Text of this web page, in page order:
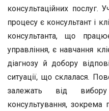
консультаційних послуг.
процесу є консультант і
консультанта, що
управління, є навчання
діагнозу й добору
ситуації, що склалася.
залежать від вибору
консультування, зокрема